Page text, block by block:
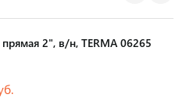
2", в/н, TERMA 06265